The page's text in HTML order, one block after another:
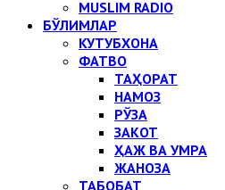
MUSLIM RADIO
БЎЛИМЛАР
КУТУБХОНА
ФАТВО
ТАҲОРАТ
НАМОЗ
РЎЗА
ЗАКОТ
ҲАЖ ВА УМРА
ЖАНОЗА
ТАБОБАТ